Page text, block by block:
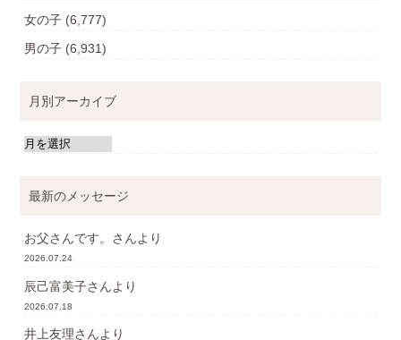
女の子 (6,777)
男の子 (6,931)
月別アーカイブ
最新のメッセージ
お父さんです。 さんより
2026.07.24
辰己富美子さんより
2026.07.18
井上友理さんより